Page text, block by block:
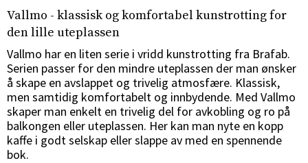
Sverige
Danmark
Norge
Suomi
Vallmo - klassisk og komfortabel kunstrotting for
den lille uteplassen
Vallmo har en liten serie i vridd kunstrotting fra Brafab.
Serien passer for den mindre uteplassen der man ønsker
å skape en avslappet og trivelig atmosfære. Klassisk,
men samtidig komfortabelt og innbydende. Med Vallmo
skaper man enkelt en trivelig del for avkobling og ro på
balkongen eller uteplassen. Her kan man nyte en kopp
kaffe i godt selskap eller slappe av med en spennende
bok.